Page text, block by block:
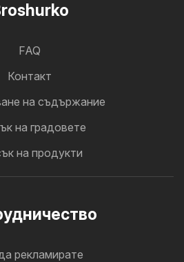
FAQ
Контакт
на съдържание
на градовете
на продукти
рекламирате